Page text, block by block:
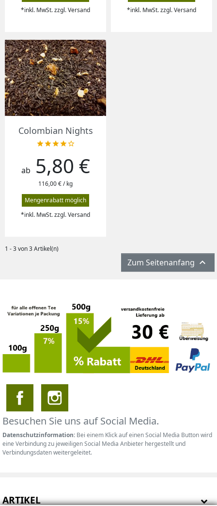
*inkl. MwSt. zzgl. Versand
*inkl. MwSt. zzgl. Versand
Colombian Nights

Preis
ab 5,80 €
116,00 € / kg
Mengenrabatt möglich
*inkl. MwSt. zzgl. Versand
1 - 3 von 3 Artikel(n)
Zum Seitenanfang 
Besuchen Sie uns auf Social Media.
Datenschutzinformation: Bei einem Klick auf einen Social Media Button wird
eine Verbindung zu jeweiligen Social Media Anbieter hergestellt und
Verbindungsdaten weitergeleitet.
ARTIKEL